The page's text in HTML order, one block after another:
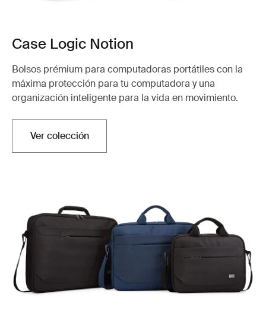
Case Logic Notion
Bolsos prémium para computadoras portátiles con la
máxima protección para tu computadora y una
organización inteligente para la vida en movimiento.
Ver colección